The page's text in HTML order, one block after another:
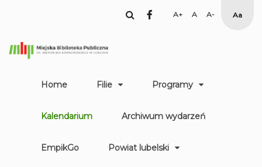
facebook
Set Set
Smaller
High
Home Filie Programy
Kalendarium Archiwum wydarzeń
EmpikGo Powiat lubelski